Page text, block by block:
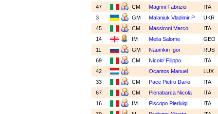
47
CM Magrini Fabrizio
ITA
3
GM Malaniuk Vladimir P
UKR
45
CM Massironi Marco
ITA
14
IM Melia Salome
GEO
11
GM Naumkin Igor
RUS
69
CM Nicolo' Filippo
ITA
42
Ocantos Manuel
LUX
33
CM Pace Pietro Dario
ITA
67
CM Pienabarca Nicola
ITA
16
IM Piscopo Pierluigi
ITA